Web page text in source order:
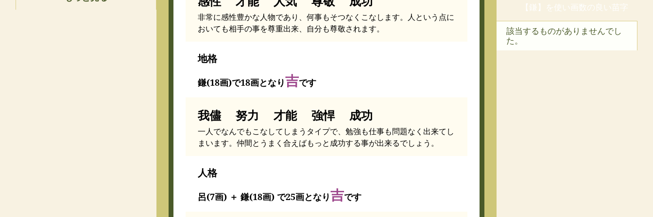
非常に感性豊かな人物であり、何事もそつなくこなします。人という点に
おいても相手の事を尊重出来、自分も尊敬されます。
地格
鎌(18画)で18画となり吉です
我儘 努力 才能 強悍 成功
一人でなんでもこなしてしまうタイプで、勉強も仕事も問題なく出来てし
まいます。仲間とうまく合えばもっと成功する事が出来るでしょう。
人格
呂(7画) ＋ 鎌(18画) で25画となり吉です
【鎌】を使い画数の良い苗字
該当するものがありませんでし
た。